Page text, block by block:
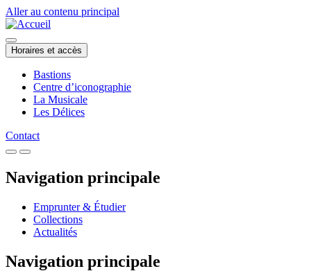
Aller au contenu principal
Horaires et accès
Bastions
Centre d’iconographie
La Musicale
Les Délices
Contact
Navigation principale
Emprunter & Étudier
Collections
Actualités
Navigation principale